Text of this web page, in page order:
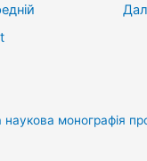
монографія